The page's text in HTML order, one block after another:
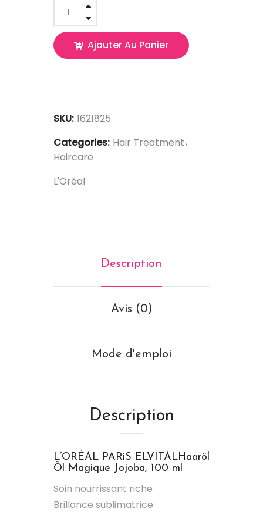
Ajouter Au Panier
SKU: 1621825
Categories: Hair Treatment
Haircare
L'Oréal
Description
Avis (0)
Mode d'emploi
Description
L’ORÉAL PARiS ELVITALHaaröl
Öl Magique Jojoba, 100 ml
Soin nourrissant riche
Brillance sublimatrice